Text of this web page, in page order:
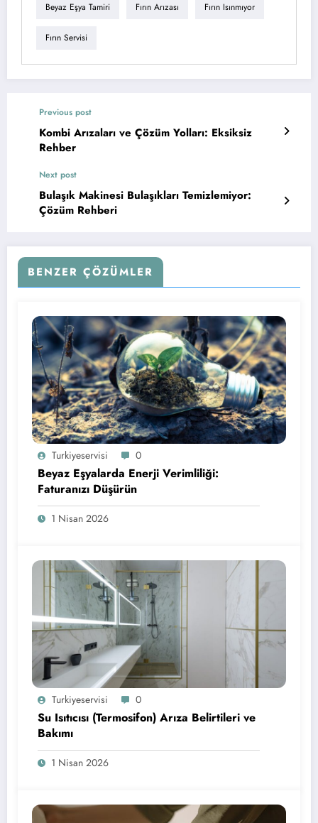
Beyaz Eşya Tamiri Fırın Arızası Fırın Isınmıyor
Fırın Servisi
Previous post
Kombi Arızaları ve Çözüm Yolları: Eksiksiz
Rehber
Next post
Bulaşık Makinesi Bulaşıkları Temizlemiyor:
Çözüm Rehberi
BENZER ÇÖZÜMLER
Turkiyeservisi 0
Beyaz Eşyalarda Enerji Verimliliği:
Faturanızı Düşürün
1 Nisan 2026
Turkiyeservisi 0
Su Isıtıcısı (Termosifon) Arıza Belirtileri ve
Bakımı
1 Nisan 2026